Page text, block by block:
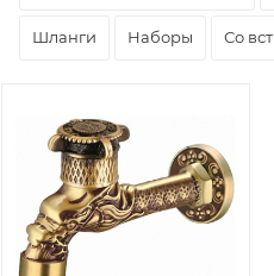
Шланги Наборы Со